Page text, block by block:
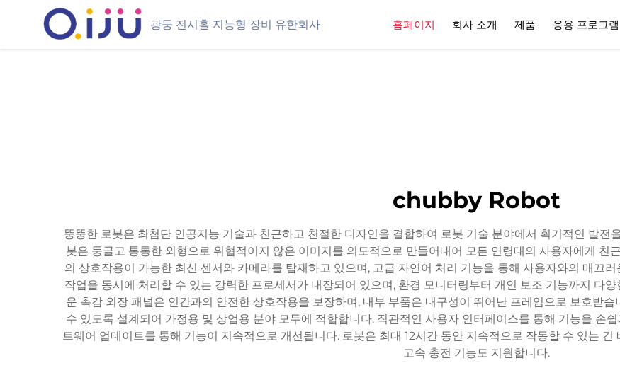
광둥 전시홀 지능형 장비 유한회사 홈페이지 회사 소개 제품 응용 프로그램
chubby Robot
뚱뚱한 로봇은 최첨단 인공지능 기술과 친근하고 친절한 디자인을 결합하여 로봇 기술 분야에서 획기적인 발
봇은 둥글고 통통한 외형으로 위협적이지 않은 이미지를 의도적으로 만들어내어 모든 연령대의 사용자에게 친
의 상호작용이 가능한 최신 센서와 카메라를 탑재하고 있으며, 고급 자연어 처리 기능을 통해 사용자와의 매끄
작업을 동시에 처리할 수 있는 강력한 프로세서가 내장되어 있으며, 환경 모니터링부터 개인 보조 기능까지 다
운 촉감 외장 패널은 인간과의 안전한 상호작용을 보장하며, 내부 부품은 내구성이 뛰어난 프레임으로 보호받
수 있도록 설계되어 가정용 및 상업용 분야 모두에 적합합니다. 직관적인 사용자 인터페이스를 통해 기능을 손
트웨어 업데이트를 통해 기능이 지속적으로 개선됩니다. 로봇은 최대 12시간 동안 지속적으로 작동할 수 있는
고속 충전 기능도 지원합니다.